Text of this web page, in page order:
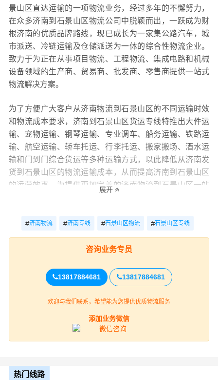
景山区直达运输的一项物流业务，经过多年的不懈努力，
在众多济南到石景山区物流公司中脱颖而出，一跃成为财
根济南的优质品牌路线，现已成长为一家集公路汽车，城
市派送、冷链运输及仓储派送为一体的综合性物流企业。
致力于为正在从事项目物流、工程物流、集成电路和机械
设备领域的生产商、贸易商、批发商、零售商提供一站式
物流解决方案。
为了方便广大客户从济南物流到石景山区的不同运输时效
和物流成本要求，济南到石景山区货运专线特推出大件运
输、宠物运输、钢琴运输、专业调车、船务运输、铁路运
输、航空运输、轿车托运、行李托运、搬家搬场、酒水运
输和门到门综合货运等多种运输方式，以此降低从济南发
货到石景山区的物流运输成本，从而提高济南到石景山区
的运营效率，为提供更加完善的济南物流到石景山区一站
专注的态度决定财根济南的高度”服务理念，积极研发和引
进具有高科技含量的信息技术与设备来提升济南到石景山
区物流专线服务水准。
服务商，为了保证济南到石景山区货物运输更加安全、及
展开
#济南物流 #济南专线 #石景山区物流 #石景山区专线
咨询业务专员
13817884681 13817884681
欢迎与我们联系，希望能为您提供优质物流服务
添加业务微信
热门线路